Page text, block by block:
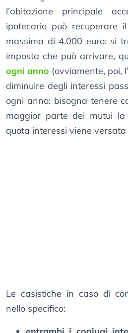
l’abitazione principale
ipotecario può recuperare
massima di 4.000 euro: si
imposta che può arrivare,
ogni anno (ovviamente, poi,
diminuire degli interessi
ogni anno: bisogna tenere
maggior parte dei mutui
quota interessi viene
Le casistiche in caso di
nello specifico: